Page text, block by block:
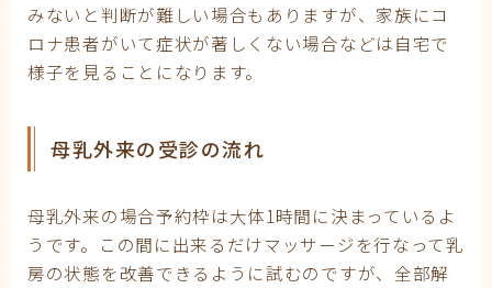
みないと判断が難しい場合もありますが、家族にコ
ロナ患者がいて症状が著しくない場合などは自宅で
様子を見ることになります。
母乳外来の受診の流れ
母乳外来の場合予約枠は大体1時間に決まっているよ
うです。この間に出来るだけマッサージを行なって乳
房の状態を改善できるように試むのですが、全部解